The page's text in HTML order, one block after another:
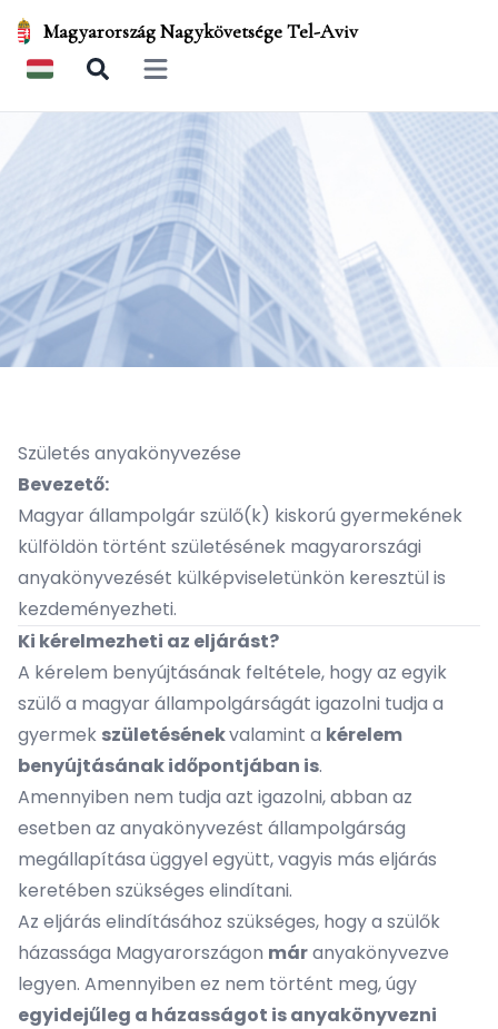
Magyarország Nagykövetsége Tel-Aviv
Open main menu
Születés anyakönyvezése
Bevezető:
Magyar állampolgár szülő(k) kiskorú gyermekének
külföldön történt születésének magyarországi
anyakönyvezését külképviseletünkön keresztül is
kezdeményezheti.
Ki kérelmezheti az eljárást?
A kérelem benyújtásának feltétele, hogy az egyik
szülő a magyar állampolgárságát igazolni tudja a
gyermek születésénekvalamint a kérelem
benyújtásának időpontjában is.
Amennyiben nem tudja azt igazolni, abban az
esetben az anyakönyvezést állampolgárság
megállapítása üggyel együtt, vagyis más eljárás
keretében szükséges elindítani.
Az eljárás elindításához szükséges, hogy a szülők
házassága Magyarországon máranyakönyvezve
legyen. Amennyiben ez nem történt meg, úgy
egyidejűleg a házasságot is anyakönyvezni